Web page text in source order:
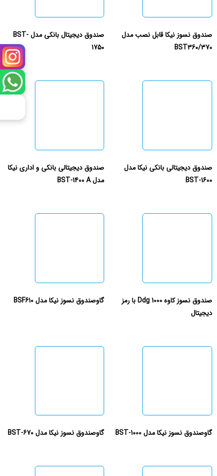
صندوق نسوز نیکا قابل نصب مدل
BST360/370
صندوق دیجیتال بانکی مدل BST-
1750
صندوق دیجیتالی بانکی نیکا مدل
BST-1600
صندوق دیجیتالی بانکی و اداری نیکا
مدل BST-1400 A
صندوق نسوز کاوه 1000 Ddg با رمز
دیجیتال
گاوصندوق نسوز نیکا مدل BSF610
گاوصندوق نسوز نیکا مدل BST-1000 گاوصندوق نسوز نیکا مدل BST-670